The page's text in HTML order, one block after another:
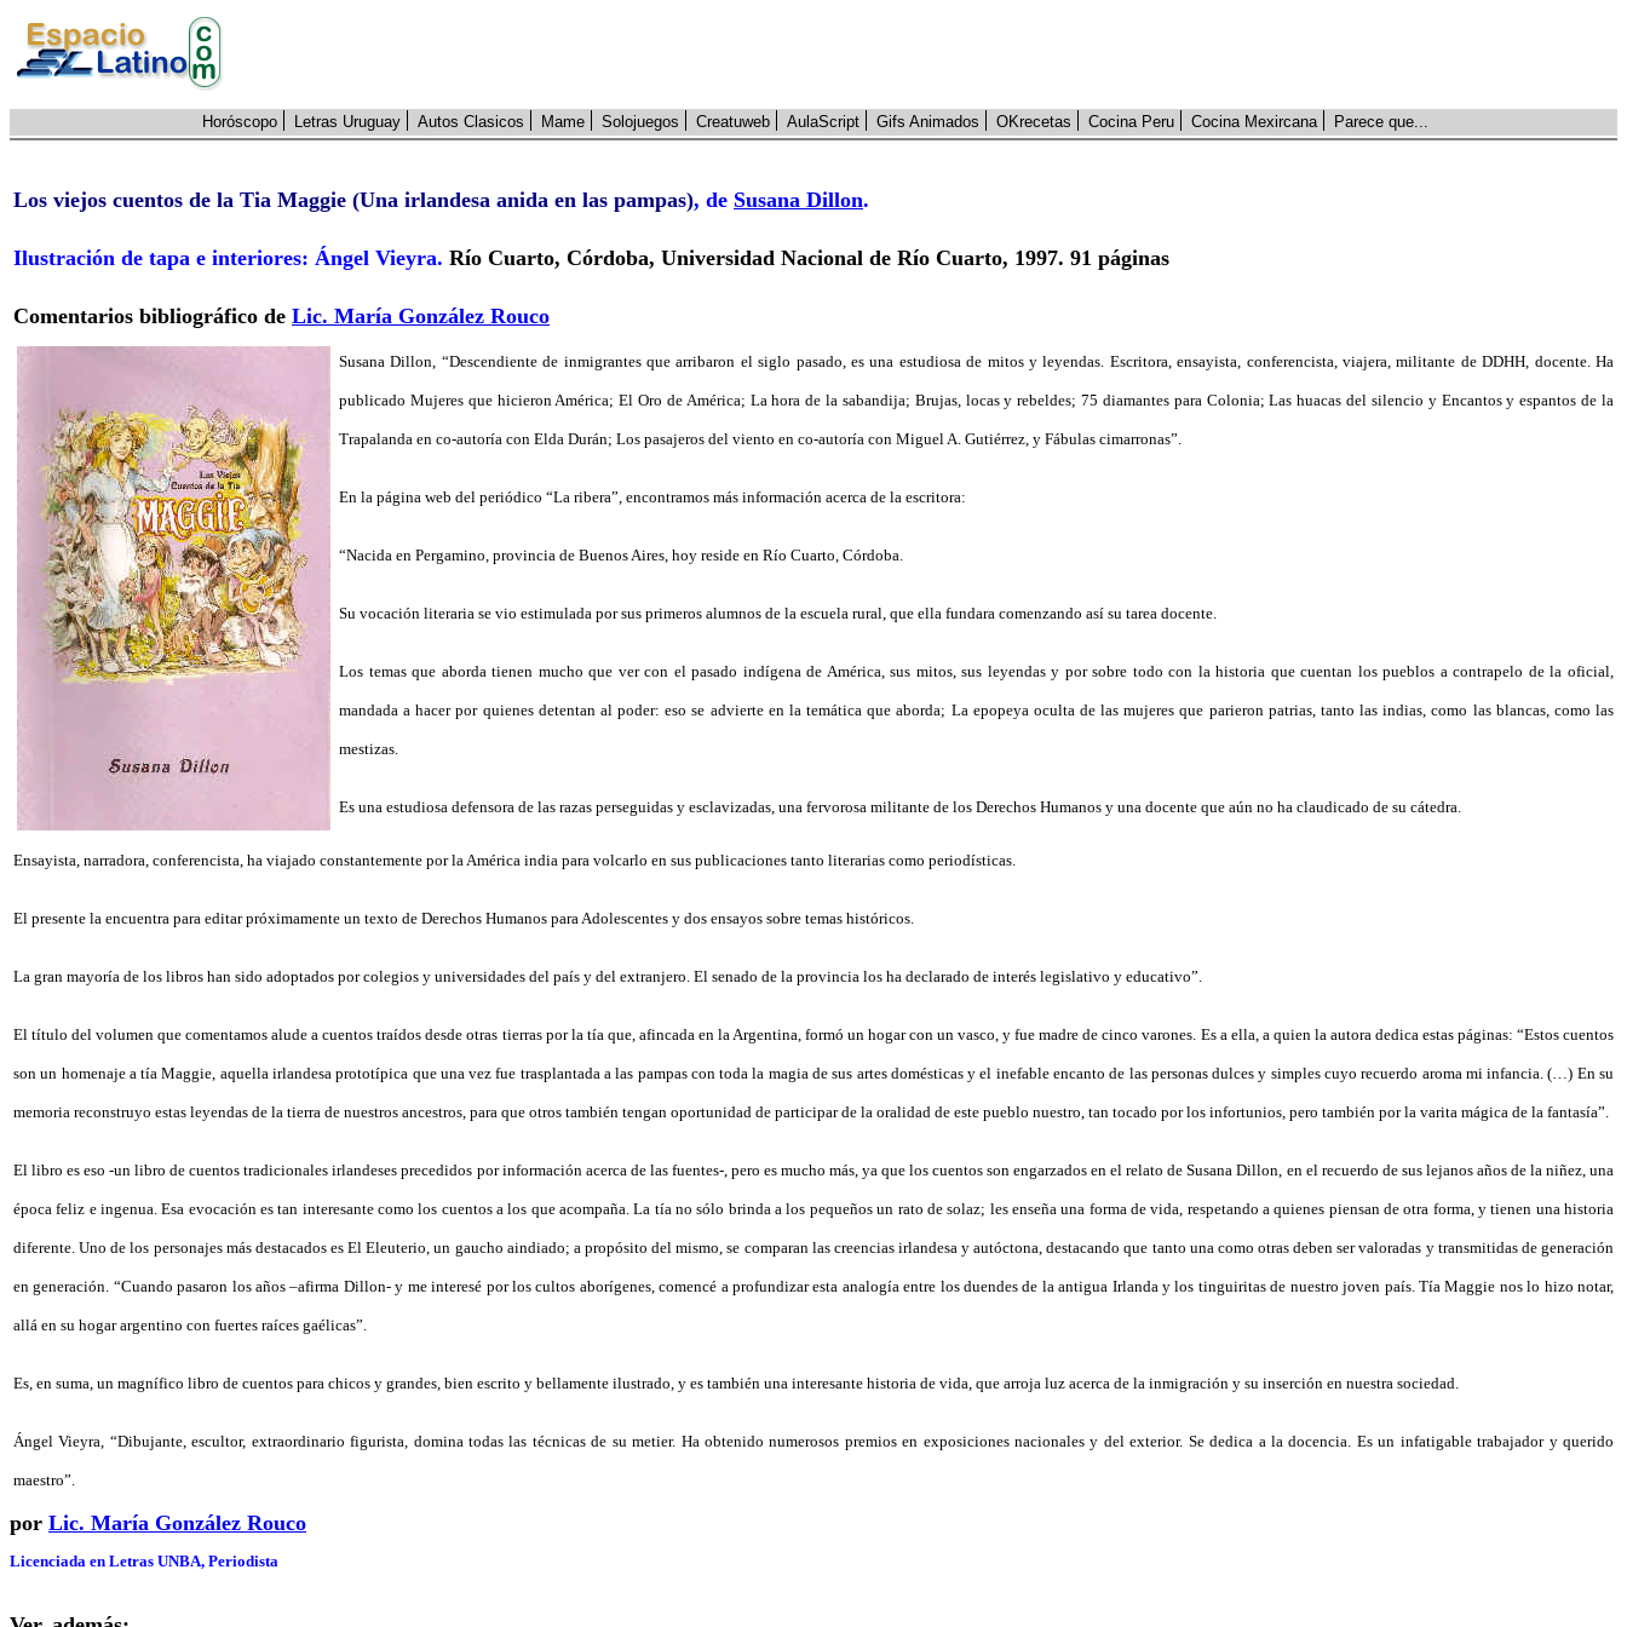
Horóscopo Letras Uruguay Autos Clasicos Mame Solojuegos Creatuweb AulaScript Gifs Animados OKrecetas Cocina Peru Cocina Mexircana Parece que...
Los viejos cuentos de la Tia Maggie (Una irlandesa anida en las pampas), de Susana Dillon.
Ilustración de tapa e interiores: Ángel Vieyra. Río Cuarto, Córdoba, Universidad Nacional de Río Cuarto, 1997. 91 páginas
Comentarios bibliográfico de Lic. María González Rouco
Susana Dillon, “Descendiente de inmigrantes que arribaron el siglo pasado, es una estudiosa de mitos y leyendas. Escritora, ensayista, conferencista, viajera, militante de DDHH, docente. Ha
publicado Mujeres que hicieron América; El Oro de América; La hora de la sabandija; Brujas, locas y rebeldes; 75 diamantes para Colonia; Las huacas del silencio y Encantos y espantos de la
Trapalanda en co-autoría con Elda Durán; Los pasajeros del viento en co-autoría con Miguel A. Gutiérrez, y Fábulas cimarronas”.
En la página web del periódico “La ribera”, encontramos más información acerca de la escritora:
“Nacida en Pergamino, provincia de Buenos Aires, hoy reside en Río Cuarto, Córdoba.
Su vocación literaria se vio estimulada por sus primeros alumnos de la escuela rural, que ella fundara comenzando así su tarea docente.
Los temas que aborda tienen mucho que ver con el pasado indígena de América, sus mitos, sus leyendas y por sobre todo con la historia que cuentan los pueblos a contrapelo de la oficial,
mandada a hacer por quienes detentan al poder: eso se advierte en la temática que aborda; La epopeya oculta de las mujeres que parieron patrias, tanto las indias, como las blancas, como las
mestizas.
Es una estudiosa defensora de las razas perseguidas y esclavizadas, una fervorosa militante de los Derechos Humanos y una docente que aún no ha claudicado de su cátedra.
Ensayista, narradora, conferencista, ha viajado constantemente por la América india para volcarlo en sus publicaciones tanto literarias como periodísticas.
El presente la encuentra para editar próximamente un texto de Derechos Humanos para Adolescentes y dos ensayos sobre temas históricos.
La gran mayoría de los libros han sido adoptados por colegios y universidades del país y del extranjero. El senado de la provincia los ha declarado de interés legislativo y educativo”.
El título del volumen que comentamos alude a cuentos traídos desde otras tierras por la tía que, afincada en la Argentina, formó un hogar con un vasco, y fue madre de cinco varones. Es a ella, a quien la autora dedica estas páginas: “Estos cuentos
son un homenaje a tía Maggie, aquella irlandesa prototípica que una vez fue trasplantada a las pampas con toda la magia de sus artes domésticas y el inefable encanto de las personas dulces y simples cuyo recuerdo aroma mi infancia. (…) En su
memoria reconstruyo estas leyendas de la tierra de nuestros ancestros, para que otros también tengan oportunidad de participar de la oralidad de este pueblo nuestro, tan tocado por los infortunios, pero también por la varita mágica de la fantasía”.
El libro es eso -un libro de cuentos tradicionales irlandeses precedidos por información acerca de las fuentes-, pero es mucho más, ya que los cuentos son engarzados en el relato de Susana Dillon, en el recuerdo de sus lejanos años de la niñez, una
época feliz e ingenua. Esa evocación es tan interesante como los cuentos a los que acompaña. La tía no sólo brinda a los pequeños un rato de solaz; les enseña una forma de vida, respetando a quienes piensan de otra forma, y tienen una historia
diferente. Uno de los personajes más destacados es El Eleuterio, un gaucho aindiado; a propósito del mismo, se comparan las creencias irlandesa y autóctona, destacando que tanto una como otras deben ser valoradas y transmitidas de generación
en generación. “Cuando pasaron los años –afirma Dillon- y me interesé por los cultos aborígenes, comencé a profundizar esta analogía entre los duendes de la antigua Irlanda y los tinguiritas de nuestro joven país. Tía Maggie nos lo hizo notar,
allá en su hogar argentino con fuertes raíces gaélicas”.
Es, en suma, un magnífico libro de cuentos para chicos y grandes, bien escrito y bellamente ilustrado, y es también una interesante historia de vida, que arroja luz acerca de la inmigración y su inserción en nuestra sociedad.
Ángel Vieyra, “Dibujante, escultor, extraordinario figurista, domina todas las técnicas de su metier. Ha obtenido numerosos premios en exposiciones nacionales y del exterior. Se dedica a la docencia. Es un infatigable trabajador y querido
maestro”.
por Lic. María González Rouco
Licenciada en Letras UNBA, Periodista